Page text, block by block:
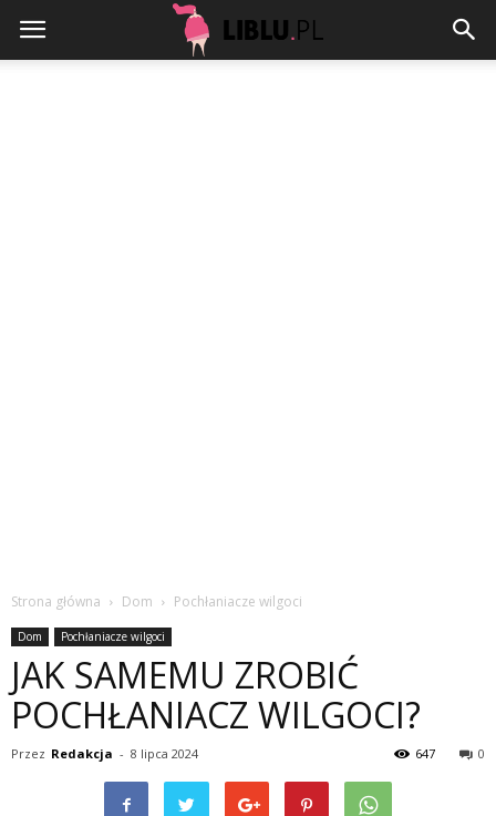
Strona główna Dom Pochłaniacze wilgoci
Dom Pochłaniacze wilgoci
JAK SAMEMU ZROBIĆ
POCHŁANIACZ WILGOCI?
Przez Redakcja - 8 lipca 2024 0
647